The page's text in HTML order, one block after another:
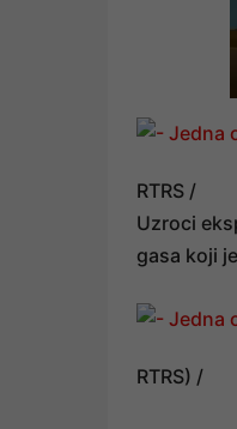
RTRS /
Uzroci
gasa koji
RTRS) /